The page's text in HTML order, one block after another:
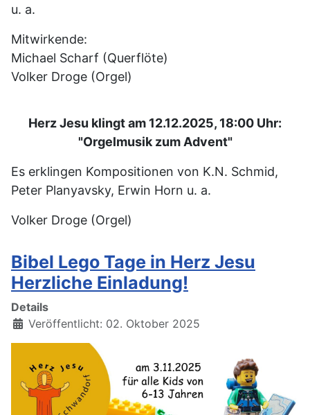
u. a.
Mitwirkende:
Michael Scharf (Querflöte)
Volker Droge (Orgel)
Herz Jesu klingt am 12.12.2025, 18:00 Uhr:
"Orgelmusik zum Advent"
Es erklingen Kompositionen von K.N. Schmid,
Peter Planyavsky, Erwin Horn u. a.
Volker Droge (Orgel)
Bibel Lego Tage in Herz Jesu
Herzliche Einladung!
Details
Veröffentlicht: 02. Oktober 2025